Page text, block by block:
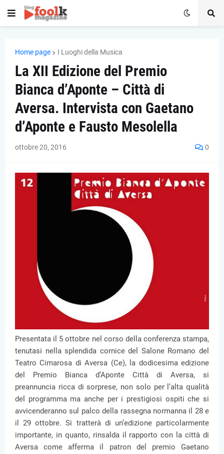
Home page I Luoghi della Musica
La XII Edizione del Premio
Bianca d’Aponte – Città di
Aversa. Intervista con Gaetano
d’Aponte e Fausto Mesolella
ottobre 20, 2016 0
Presentata il 5 ottobre nel corso della conferenza stampa,
tenutasi nella splendida cornice del Salone Romano del
Teatro Cimarosa di Aversa (Ce), la dodicesima edizione
del Premio Bianca d’Aponte Città di Aversa, si
preannuncia ricca di sorprese, non solo per l’alta qualità
del programma ma anche per i prestigiosi ospiti che si
avvicenderanno sul palco della rassegna normanna il 28 e
il 29 ottobre. Si tratterà di un’edizione particolarmente
importante, in quanto, rinsalda il rapporto con la città di
Aversa come afferma il patron del premio Gaetano